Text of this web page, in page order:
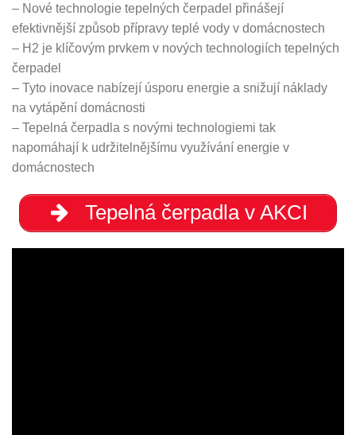
– Nové technologie tepelných čerpadel přinášejí
efektivnější způsob přípravy teplé vody v domácnostech
– H2 je klíčovým prvkem v nových technologiích tepelných
čerpadel
– Tyto inovace nabízejí úsporu energie a snižují náklady
na vytápění domácnosti
– Tepelná čerpadla s novými technologiemi tak
napomáhají k udržitelnějšímu využívání energie v
domácnostech
Tepelná čerpadla v AKCI